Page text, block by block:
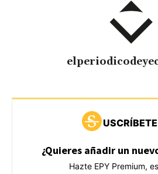
¿Quieres añadir un
Hazte EPY Premium,